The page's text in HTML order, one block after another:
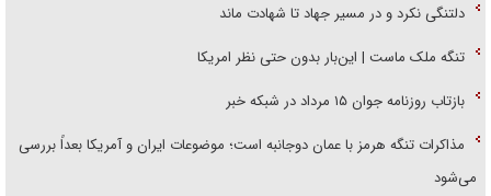
دلتنگی نکرد و در مسیر جهاد تا شهادت ماند
تنگه ملک ماست | این‌بار بدون حتی نظر امریکا
بازتاب روزنامه جوان ۱۵ مرداد در شبکه خبر
مذاکرات تنگه هرمز با عمان دوجانبه است؛ موضوعات ایران و آمریکا بعداً بررسی
می‌شود